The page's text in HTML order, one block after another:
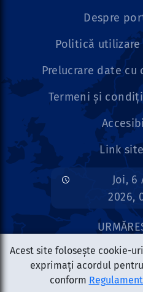
Joi, 6
2026,
Despre
Politică
Prelucrare date
Termeni și
Link
Acest site folosește cookie-
exprimați acordul
conform